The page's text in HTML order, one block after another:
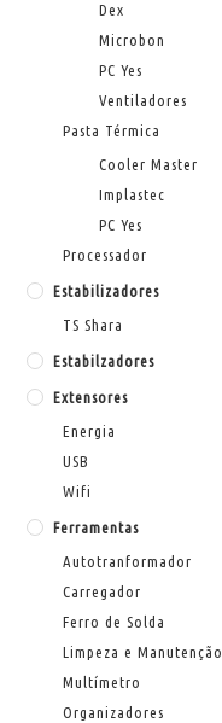
Dex
Microbon
PC Yes
Ventiladores
Pasta Térmica
Cooler Master
Implastec
PC Yes
Processador
Estabilizadores
TS Shara
Estabilzadores
Extensores
Energia
USB
Wifi
Ferramentas
Autotranformador
Carregador
Ferro de Solda
Limpeza e Manutenção
Multímetro
Organizadores